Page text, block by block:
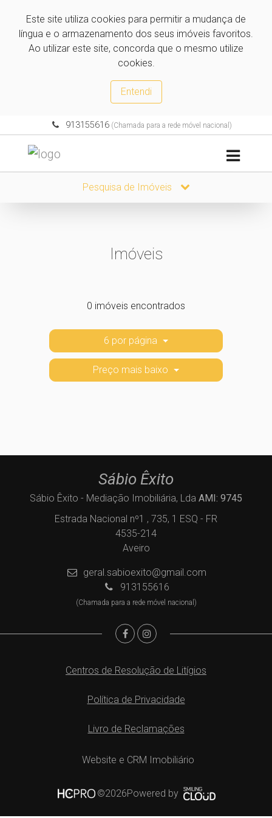
Este site utiliza cookies para permitir a mudança de
língua e o armazenamento dos seus imóveis favoritos.
Ao utilizar este site, concorda que o mesmo utilize
cookies.
Entendi
913155616 (Chamada para a rede móvel nacional)
Pesquisa de Imóveis
Imóveis
0 imóveis encontrados
6 por página
Preço mais baixo
Sábio Êxito
Sábio Êxito - Mediação Imobiliária, Lda AMI: 9745
Estrada Nacional nº1 , 735, 1 ESQ - FR
4535-214
Aveiro
geral.sabioexito@gmail.com
913155616
(Chamada para a rede móvel nacional)
Centros de Resolução de Litígios
Política de Privacidade
Livro de Reclamações
Website e CRM Imobiliário
©2026Powered by